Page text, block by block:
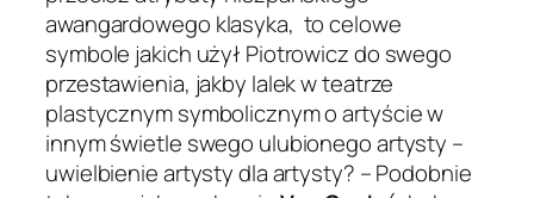
awangardowego klasyka, to celowe
symbole jakich użył Piotrowicz do swego
przestawienia, jakby lalek w teatrze
plastycznym symbolicznym o artyście w
innym świetle swego ulubionego artysty –
uwielbienie artysty dla artysty? – Podobnie